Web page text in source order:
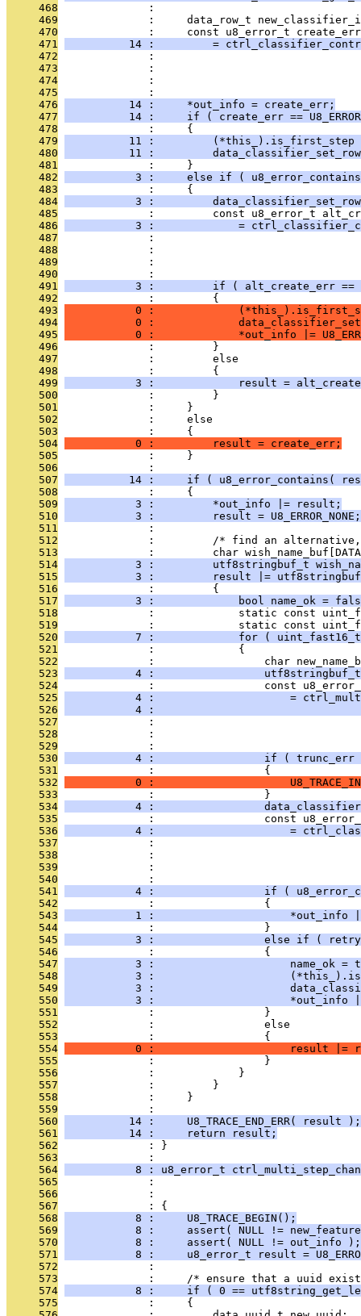
     468
              :
     469
:     data_row_t
     470
              :     const u8_error_t create_err
     471
14 :         =
     472
:
     473
:
     474
:
     475
:
     476
          14 :     *out_info = create_err;
     477
14 :     if ( create_err ==
     478
              :     {
     479
11 :
     480
11 :
     481
              :     }
     482
3 :     else if (
     483
              :     {
     484
3 :
     485
:         const u8_error_t
     486
3 :             =
     487
:
     488
:
     489
:
     490
:
     491
3 :         if ( alt_create_err ==
     492
              :         {
     493
0 :
     494
0 :
     495
0 :             *out_info |=
     496
              :         }
     497
              :         else
     498
              :         {
     499
3 :             result =
     500
              :         }
     501
              :     }
     502
              :     else
     503
              :     {
     504
           0 :         result = create_err;
     505
              :     }
     506
              :
     507
14 :     if ( u8_error_contains(
     508
              :     {
     509
           3 :         *out_info |= result;
     510
           3 :         result = U8_ERROR_NONE;
     511
              :
     512
:         /* find an
     513
:         char
     514
3 :         utf8stringbuf_t
     515
3 :         result |=
     516
              :         {
     517
3 :             bool name_ok =
     518
:             static const
     519
:             static const
     520
7 :             for (
     521
              :             {
     522
:                 char
     523
4 :
     524
:                 const
     525
4 :                     =
     526
4 :
     527
:
     528
:
     529
:
     530
4 :                 if ( trunc_err
     531
              :                 {
     532
0 :
     533
              :                 }
     534
4 :
     535
:                 const
     536
4 :                     =
     537
:
     538
:
     539
:
     540
:
     541
4 :                 if (
     542
              :                 {
     543
1 :                     *out_info
     544
              :                 }
     545
3 :                 else if (
     546
              :                 {
     547
3 :                     name_ok =
     548
3 :
     549
3 :
     550
3 :                     *out_info
     551
              :                 }
     552
              :                 else
     553
              :                 {
     554
0 :                     result |=
     555
              :                 }
     556
              :             }
     557
              :         }
     558
              :     }
     559
              :
     560
          14 :     U8_TRACE_END_ERR( result );
     561
          14 :     return result;
     562
              : }
     563
              :
     564
8 : u8_error_t
     565
:
     566
:
     567
              : {
     568
           8 :     U8_TRACE_BEGIN();
     569
8 :     assert( NULL !=
     570
           8 :     assert( NULL != out_info );
     571
8 :     u8_error_t result =
     572
              :
     573
:     /* ensure that a uuid
     574
8 :     if ( 0 ==
     575
              :     {